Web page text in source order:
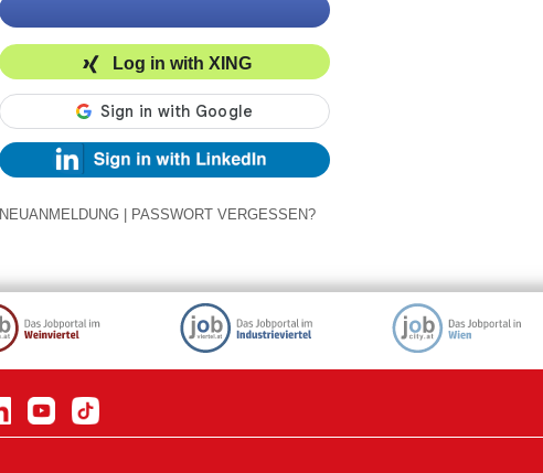
Log in with XING
NEUANMELDUNG PASSWORT VERGESSEN?